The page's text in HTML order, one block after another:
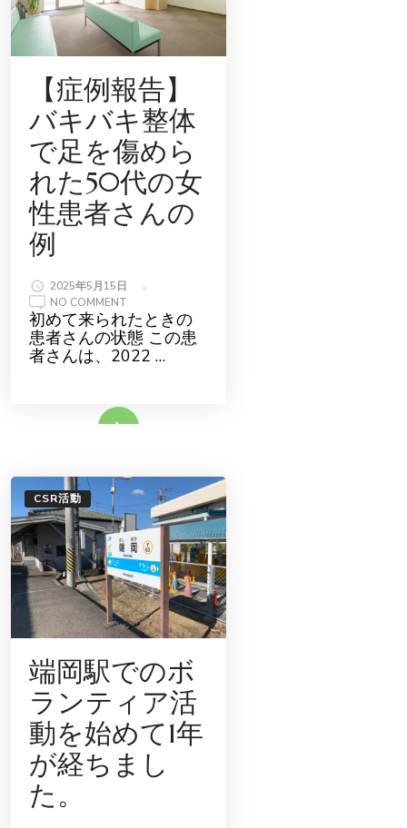
代
の
性
患
さ
ん
の
例
【症例報告】
バキバキ整体
で足を傷めら
れた50代の女
性患者さんの
例
2025年5月15日
NO COMMENT
【症
例
報
告】
バ
整
体
め
ら
た
50
代
の
女
性
患
者
さ
ん
の
例
初めて来られたときの
患者さんの状態 この患
者さんは、2022 …
CSR活動
端岡駅でのボ
ランティア活
動を始めて1年
が経ちまし
た。